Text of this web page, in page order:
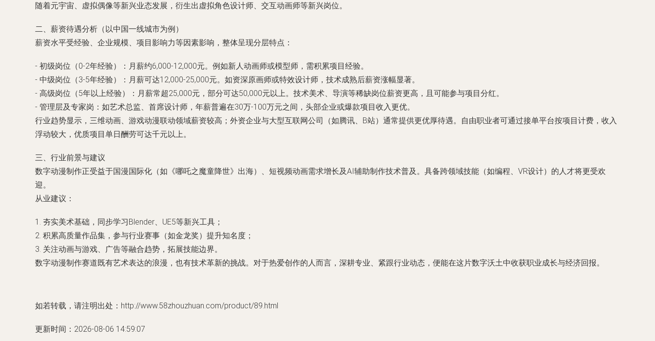
随着元宇宙、虚拟偶像等新兴业态发展，衍生出虚拟角色设计师、交互动画师等新兴岗位。
二、薪资待遇分析（以中国一线城市为例）
薪资水平受经验、企业规模、项目影响力等因素影响，整体呈现分层特点：
- 初级岗位（0-2年经验）：月薪约6,000-12,000元。例如新人动画师或模型师，需积累项目经验。
- 中级岗位（3-5年经验）：月薪可达12,000-25,000元。如资深原画师或特效设计师，技术成熟后薪资涨幅显著。
- 高级岗位（5年以上经验）：月薪常超25,000元，部分可达50,000元以上。技术美术、导演等稀缺岗位薪资更高，且可能参与项目分红。
- 管理层及专家岗：如艺术总监、首席设计师，年薪普遍在30万-100万元之间，头部企业或爆款项目收入更优。
行业趋势显示，三维动画、游戏动漫联动领域薪资较高；外资企业与大型互联网公司（如腾讯、B站）通常提供更优厚待遇。自由职业者可通过接单平台按项目计费，收入
浮动较大，优质项目单日酬劳可达千元以上。
三、行业前景与建议
数字动漫制作正受益于国漫国际化（如《哪吒之魔童降世》出海）、短视频动画需求增长及AI辅助制作技术普及。具备跨领域技能（如编程、VR设计）的人才将更受欢
迎。
从业建议：
1. 夯实美术基础，同步学习Blender、UE5等新兴工具；
2. 积累高质量作品集，参与行业赛事（如金龙奖）提升知名度；
3. 关注动画与游戏、广告等融合趋势，拓展技能边界。
数字动漫制作赛道既有艺术表达的浪漫，也有技术革新的挑战。对于热爱创作的人而言，深耕专业、紧跟行业动态，便能在这片数字沃土中收获职业成长与经济回报。
如若转载，请注明出处：http://www.58zhouzhuan.com/product/89.html
更新时间：2026-08-06 14:59:07